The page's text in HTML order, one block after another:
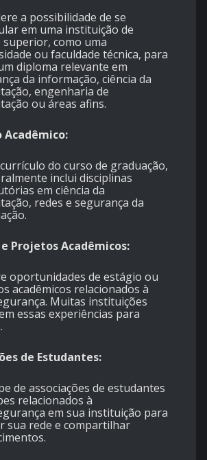
a possibilidade de se
em uma instituição de
superior, como uma
ou faculdade técnica, para
diploma relevante em
da informação, ciência da
engenharia de
ou áreas afins.
Acadêmico:
do curso de graduação,
inclui disciplinas
em ciência da
redes e segurança da
e Projetos Acadêmicos:
oportunidades de estágio ou
acadêmicos relacionados à
Muitas instituições
essas experiências para
de Estudantes:
de associações de estudantes
relacionados à
em sua instituição para
sua rede e compartilhar